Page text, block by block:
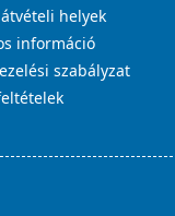
helyek
információ
szabályzat